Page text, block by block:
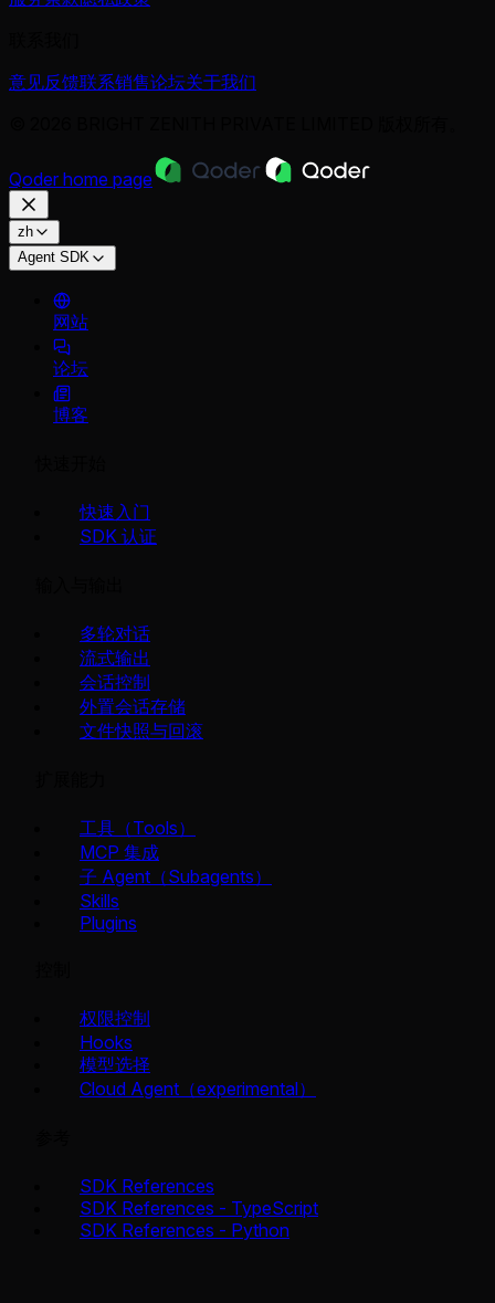
意见反馈联系销售论坛关于我们
Qoder home page
zh
Agent SDK
网站
论坛
博客
快速入门
SDK 认证
多轮对话
流式输出
会话控制
外置会话存储
文件快照与回滚
工具（Tools）
MCP 集成
子 Agent（Subagents）
Skills
Plugins
权限控制
Hooks
模型选择
Cloud Agent（experimental）
SDK References
SDK References - TypeScript
SDK References - Python